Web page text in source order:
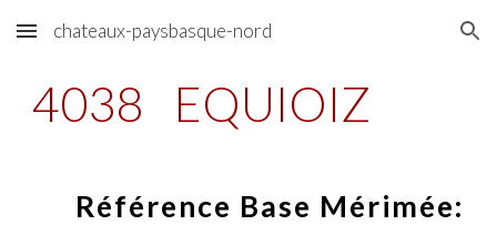
Skip to main content Skip to navigation
chateaux-paysbasque-nord
4038 EQUIOIZ
Référence Base Mérimée: